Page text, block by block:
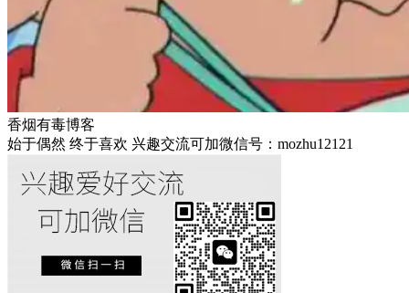
香烟有毒博客
始于偶然 终于喜欢 兴趣交流可加微信号：mozhu12121